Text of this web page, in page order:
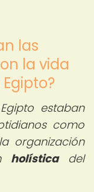
las
la vida
estaban
como
organización
holísticadel